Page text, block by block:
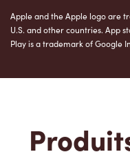
Apple and the Apple logo are
U.S. and other countries. App
Play is a trademark of Google